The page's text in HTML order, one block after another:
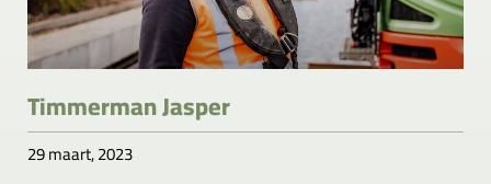
Timmerman Jasper
29 maart, 2023